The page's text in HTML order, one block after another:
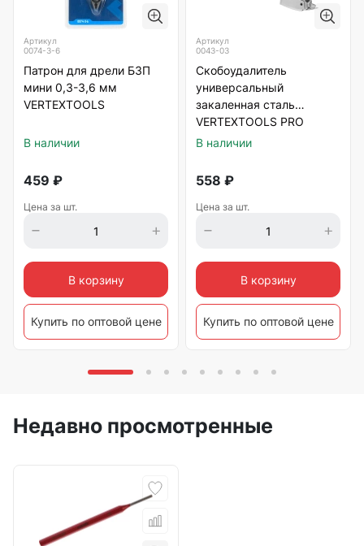
Артикул
0074-3-6
Патрон для дрели БЗП
мини 0,3-3,6 мм
VERTEXTOOLS
В наличии
459 ₽
Цена за шт.
В корзину
Купить по оптовой цене
Артикул
0043-03
Скобоудалитель
универсальный
закаленная сталь
VERTEXTOOLS PRO
В наличии
558 ₽
Цена за шт.
В корзину
Купить по оптовой цене
Недавно просмотренные